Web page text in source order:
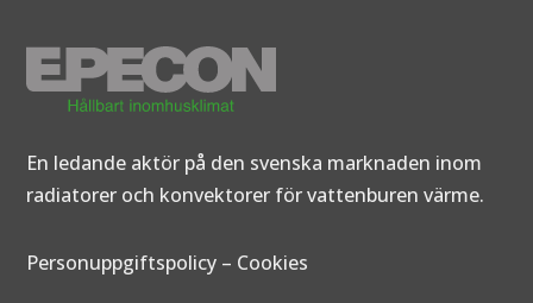
En ledande aktör på den svenska marknaden inom
radiatorer och konvektorer för vattenburen värme.
Personuppgiftspolicy – Cookies